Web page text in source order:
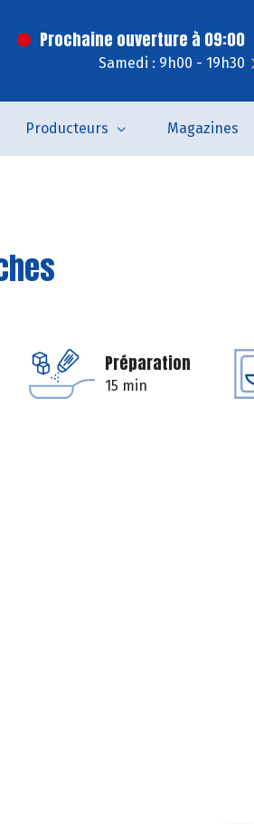
Prochaine ouverture à 09:00
Samedi : 9h00 - 19h30
Producteurs Magazines
Préparation
15 min